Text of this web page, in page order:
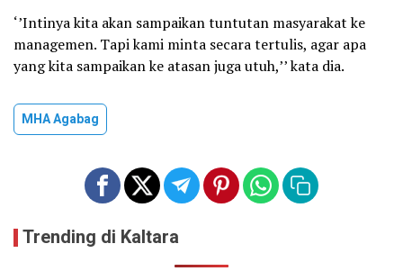
‘’Intinya kita akan sampaikan tuntutan masyarakat ke
managemen. Tapi kami minta secara tertulis, agar apa
yang kita sampaikan ke atasan juga utuh,’’ kata dia.
MHA Agabag
Trending di Kaltara